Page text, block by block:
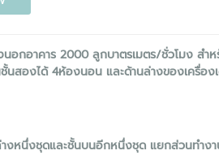
กอาคาร 2000 ลูกบาตรเมตร/ชั่วโมง สำ
สองได้ 4ห้องนอน และด้านล่างของเครื่อ
หนึ่งชุดและชั้นบนอีกหนึ่งชุด แยกส่วนทำง